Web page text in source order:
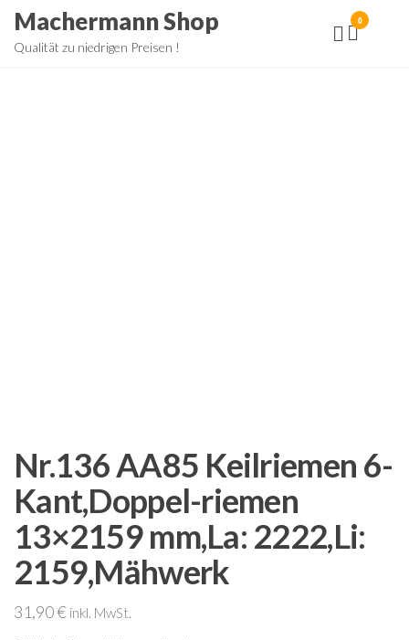
ZumMachermann Shop
Qualität zu niedrigen Preisen !
0
Nr.136 AA85 Keilriemen 6-
Kant,Doppel-riemen
13×2159 mm,La: 2222,Li:
2159,Mähwerk
31,90€ inkl. MwSt.